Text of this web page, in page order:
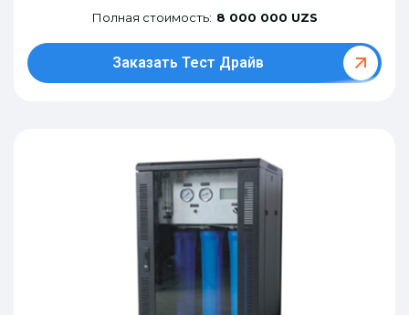
Полная стоимость: 8 000 000 UZS
Заказать Тест Драйв